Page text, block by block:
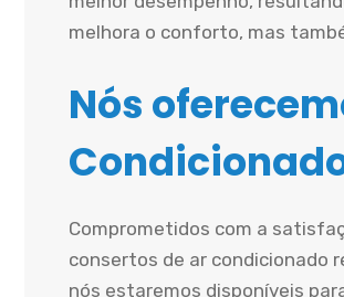
melhora o conforto, mas
Nós
Comprometidos com a
consertos de ar condicionado
nós estaremos disponíveis